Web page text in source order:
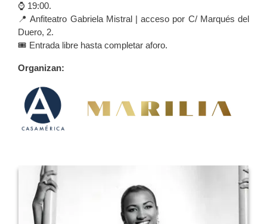
⌚️ 19:00.
📍 Anfiteatro Gabriela Mistral | acceso por C/ Marqués del
Duero, 2.
🎟️ Entrada libre hasta completar aforo.
Organizan: